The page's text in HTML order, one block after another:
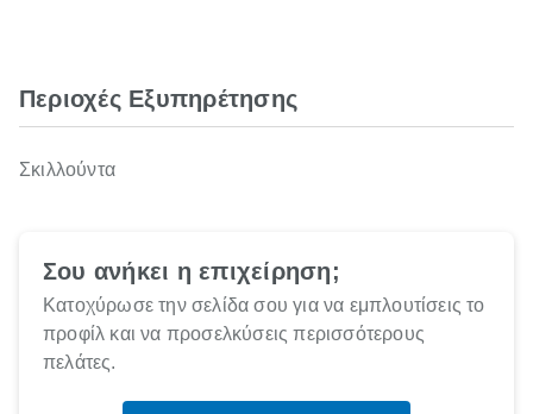
Περιοχές Εξυπηρέτησης
Σκιλλούντα
Σου ανήκει η επιχείρηση;
Κατοχύρωσε την σελίδα σου για να εμπλουτίσεις το
προφίλ και να προσελκύσεις περισσότερους
πελάτες.